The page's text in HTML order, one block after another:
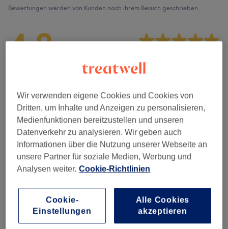
Bewertungen werden von Kunden nach ihrem Besuch geschrieben.
4,8
Sauberkeit
Service
Bewertungen filtern
Behandlung Alle Bewertungen
Wir verwenden eigene Cookies und Cookies von
Dritten, um Inhalte und Anzeigen zu personalisieren,
Medienfunktionen bereitzustellen und unseren
Datenverkehr zu analysieren. Wir geben auch
Informationen über die Nutzung unserer Webseite an
unsere Partner für soziale Medien, Werbung und
Analysen weiter. Cookie-Richtlinien
Cookie-
Einstellungen
Alle Cookies
akzeptieren